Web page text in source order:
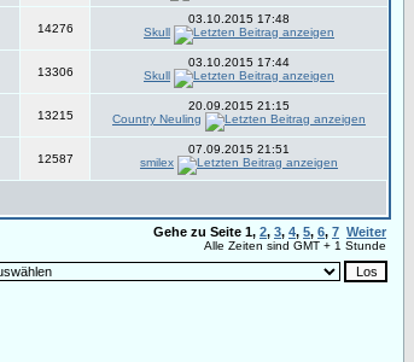
14276
03.10.2015 17:48
Skull
13306
03.10.2015 17:44
Skull
13215
20.09.2015 21:15
Country Neuling
12587
07.09.2015 21:51
smilex
Gehe zu Seite 1, 2, 3, 4, 5, 6, 7 Weiter
Alle Zeiten sind GMT + 1 Stunde